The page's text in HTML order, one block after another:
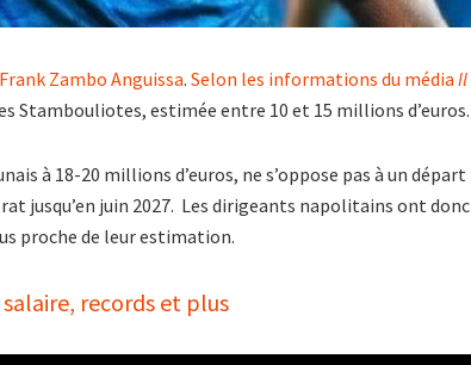
Zambo Anguissa. Selon les informations du média Il
Stambouliotes, estimée entre 10 et 15 millions d’euros.
à 18-20 millions d’euros, ne s’oppose pas à un départ
jusqu’en juin 2027. Les dirigeants napolitains ont donc
proche de leur estimation.
records et plus